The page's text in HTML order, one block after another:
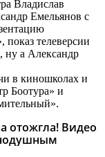
Владислав
Емельянов с
показ телеверсии
ну а Александр
в киношколах и
Боотура» и
отожгла! Видео